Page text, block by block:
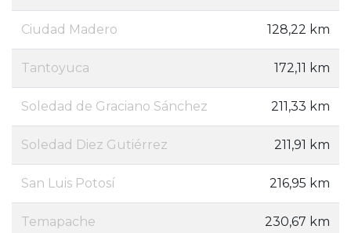
Ciudad Madero 128,22 km
Tantoyuca 172,11 km
Soledad de Graciano Sánchez 211,33 km
Soledad Diez Gutiérrez 211,91 km
San Luis Potosí 216,95 km
Temapache 230,67 km